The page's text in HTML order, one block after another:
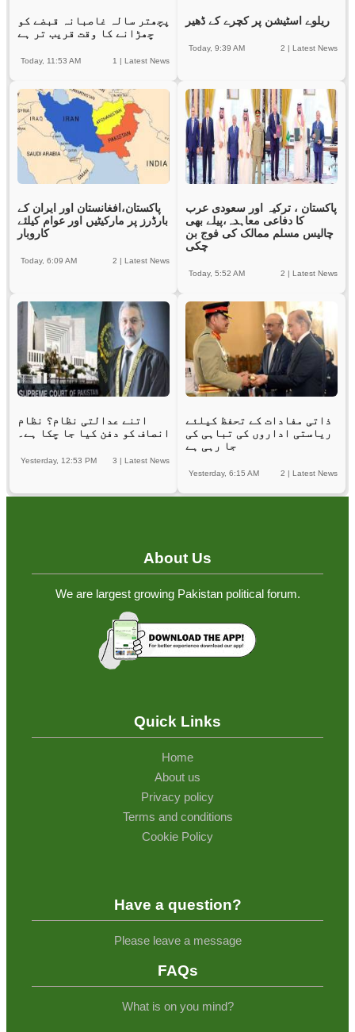
پچھتر سالہ غاصبانہ قبضے کو
چھڑانے کا وقت قریب تر ہے
1 | Latest News
Today, 11:53 AM
ریلوے اسٹیشن پر کچرے کے ڈھیر
2 | Latest News
Today, 9:39 AM
پاکستان،افغانستان اور ایران کے
بارڈرز پر مارکیٹیں اور عوام کیلئے
کاروبار
2 | Latest News
Today, 6:09 AM
پاکستان ، ترکیہ اور سعودی عرب
کا دفاعی معاہدہ،پیلے بھی
چالیس مسلم ممالک کی فوج بن
چکی
2 | Latest News
Today, 5:52 AM
اتنے عدالتی نظام؟ نظام
انصاف کو دفن کیا جا چکا ہے۔
3 | Latest News
Yesterday, 12:53 PM
ذاتی مفادات کے تحفظ کیلئے
ریاستی اداروں کی تباہی کی
جا رہی ہے
2 | Latest News
Yesterday, 6:15 AM
About Us
We are largest growing Pakistan political forum.
Quick Links
Home
About us
Privacy policy
Terms and conditions
Cookie Policy
Have a question?
Please leave a message
FAQs
What is on you mind?